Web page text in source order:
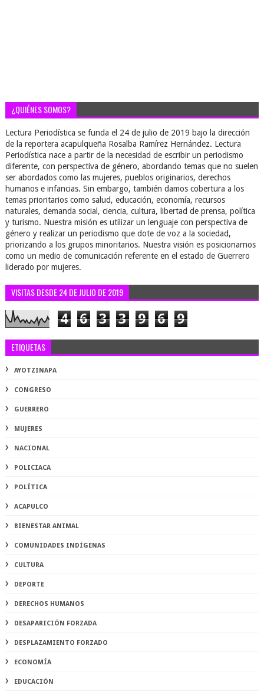
¿QUIÉNES SOMOS?
Lectura Periodística se funda el 24 de julio de 2019 bajo la dirección
de la reportera acapulqueña Rosalba Ramírez Hernández. Lectura
Periodística nace a partir de la necesidad de escribir un periodismo
diferente, con perspectiva de género, abordando temas que no suelen
ser abordados como las mujeres, pueblos originarios, derechos
humanos e infancias. Sin embargo, también damos cobertura a los
temas prioritarios como salud, educación, economía, recursos
naturales, demanda social, ciencia, cultura, libertad de prensa, política
y turismo. Nuestra misión es utilizar un lenguaje con perspectiva de
género y realizar un periodismo que dote de voz a la sociedad,
priorizando a los grupos minoritarios. Nuestra visión es posicionarnos
como un medio de comunicación referente en el estado de Guerrero
liderado por mujeres.
VISITAS DESDE 24 DE JULIO DE 2019
4 6 3 3 9 6 9
ETIQUETAS
AYOTZINAPA
CONGRESO
GUERRERO
MUJERES
NACIONAL
POLICIACA
POLÍTICA
ACAPULCO
BIENESTAR ANIMAL
COMUNIDADES INDÍGENAS
CULTURA
DEPORTE
DERECHOS HUMANOS
DESAPARICIÓN FORZADA
DESPLAZAMIENTO FORZADO
ECONOMÍA
EDUCACIÓN